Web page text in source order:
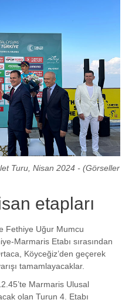
Turu, Nisan 2024 - (Görseller
etapları
Fethiye Uğur Mumcu
Marmaris Etabı sırasından
Köyceğiz’den geçerek
tamamlayacaklar.
Marmaris Ulusal
olan Turun 4. Etabı